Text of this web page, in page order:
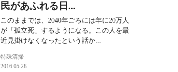
民があふれる日...
このままでは、2040年ごろには年に20万人
が「孤立死」するようになる。この人を最
近見掛けなくなったという話か...
特殊清掃
2016.05.28